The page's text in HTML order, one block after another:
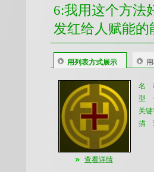
6:我用这个方法
发红给人赋能
用列表方式展示
查看详情
名
型
关
描